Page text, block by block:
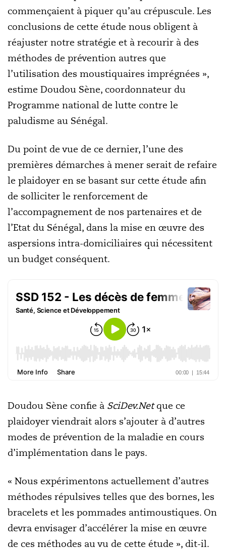
commençaient à piquer qu’au crépuscule. Les
conclusions de cette étude nous obligent à
réajuster notre stratégie et à recourir à des
méthodes de prévention autres que
l’utilisation des moustiquaires imprégnées »,
estime Doudou Sène, coordonnateur du
Programme national de lutte contre le
paludisme au Sénégal.
Du point de vue de ce dernier, l’une des
premières démarches à mener serait de refaire
le plaidoyer en se basant sur cette étude afin
de solliciter le renforcement de
l’accompagnement de nos partenaires et de
l’Etat du Sénégal, dans la mise en œuvre des
aspersions intra-domiciliaires qui nécessitent
un budget conséquent.
Doudou Sène confie à SciDev.Netque ce
plaidoyer viendrait alors s’ajouter à d’autres
modes de prévention de la maladie en cours
d’implémentation dans le pays.
« Nous expérimentons actuellement d’autres
méthodes répulsives telles que des bornes, les
bracelets et les pommades antimoustiques. On
devra envisager d’accélérer la mise en œuvre
de ces méthodes au vu de cette étude », dit-il.